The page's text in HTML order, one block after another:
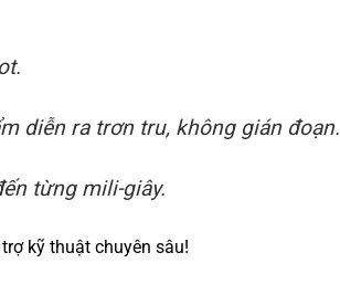
diễn ra trơn tru, không gián đoạn.
từng mili-giây.
kỹ thuật chuyên sâu!